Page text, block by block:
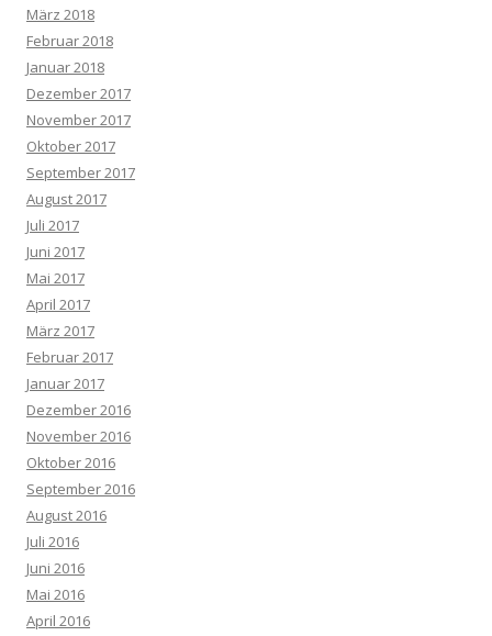
März 2018
Februar 2018
Januar 2018
Dezember 2017
November 2017
Oktober 2017
September 2017
August 2017
Juli 2017
Juni 2017
Mai 2017
April 2017
März 2017
Februar 2017
Januar 2017
Dezember 2016
November 2016
Oktober 2016
September 2016
August 2016
Juli 2016
Juni 2016
Mai 2016
April 2016